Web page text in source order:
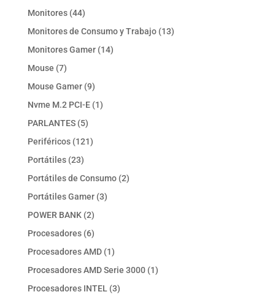
Monitores 4444
productos
Monitores de Consumo y Trabajo 1313
Monitores Gamer 1414
Mouse 77
productos
Mouse Gamer 99
productos
Nvme M.2 PCI-E 11
PARLANTES 55
productos
Periféricos 121121
Portátiles 2323
productos
Portátiles de Consumo 22
Portátiles Gamer 33
POWER BANK 22
productos
Procesadores 66
productos
Procesadores AMD 11
producto
Procesadores AMD Serie 3000 11
Procesadores INTEL 33